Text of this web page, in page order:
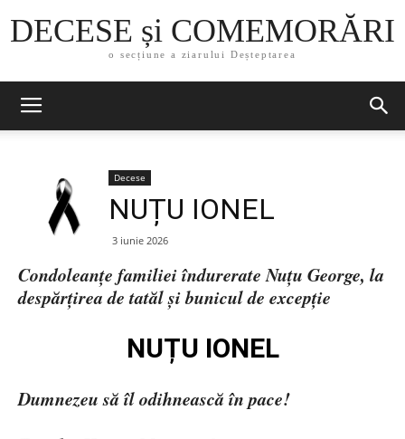
DECESE și COMEMORĂRI
o secțiune a ziarului Deșteptarea
Decese
NUȚU IONEL
3 iunie 2026
Condoleanțe familiei îndurerate Nuțu George, la
despărțirea de tatăl și bunicul de excepție
NUȚU IONEL
Dumnezeu să îl odihnească în pace!